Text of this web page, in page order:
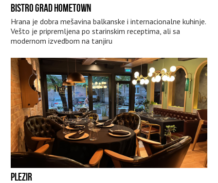
BISTRO GRAD HOMETOWN
Hrana je dobra mešavina balkanske i internacionalne kuhinje.
Vešto je pripremljena po starinskim receptima, ali sa
modernom izvedbom na tanjiru
PLEZIR